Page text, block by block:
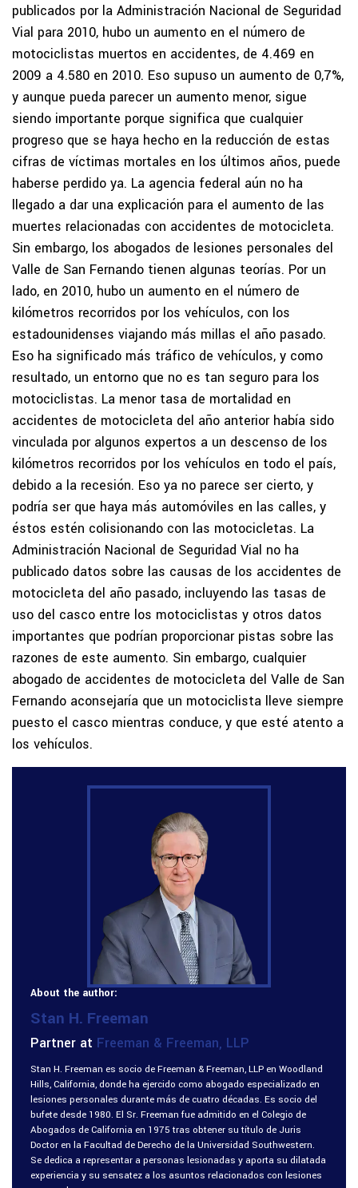
publicados por la Administración Nacional de Seguridad
Vial para 2010, hubo un aumento en el número de
motociclistas muertos en accidentes, de 4.469 en
2009 a 4.580 en 2010. Eso supuso un aumento de 0,7%,
y aunque pueda parecer un aumento menor, sigue
siendo importante porque significa que cualquier
progreso que se haya hecho en la reducción de estas
cifras de víctimas mortales en los últimos años, puede
haberse perdido ya. La agencia federal aún no ha
llegado a dar una explicación para el aumento de las
muertes relacionadas con accidentes de motocicleta.
Sin embargo, los abogados de lesiones personales del
Valle de San Fernando tienen algunas teorías. Por un
lado, en 2010, hubo un aumento en el número de
kilómetros recorridos por los vehículos, con los
estadounidenses viajando más millas el año pasado.
Eso ha significado más tráfico de vehículos, y como
resultado, un entorno que no es tan seguro para los
motociclistas. La menor tasa de mortalidad en
accidentes de motocicleta del año anterior había sido
vinculada por algunos expertos a un descenso de los
kilómetros recorridos por los vehículos en todo el país,
debido a la recesión. Eso ya no parece ser cierto, y
podría ser que haya más automóviles en las calles, y
éstos estén colisionando con las motocicletas. La
Administración Nacional de Seguridad Vial no ha
publicado datos sobre las causas de los accidentes de
motocicleta del año pasado, incluyendo las tasas de
uso del casco entre los motociclistas y otros datos
importantes que podrían proporcionar pistas sobre las
razones de este aumento. Sin embargo, cualquier
abogado de accidentes de motocicleta del Valle de San
Fernando aconsejaría que un motociclista lleve siempre
puesto el casco mientras conduce, y que esté atento a
los vehículos.
About the author:
Stan H. Freeman
Partner at Freeman & Freeman, LLP
Stan H. Freeman es socio de Freeman & Freeman, LLP en Woodland
Hills, California, donde ha ejercido como abogado especializado en
lesiones personales durante más de cuatro décadas. Es socio del
bufete desde 1980. El Sr. Freeman fue admitido en el Colegio de
Abogados de California en 1975 tras obtener su título de Juris
Doctor en la Facultad de Derecho de la Universidad Southwestern.
Se dedica a representar a personas lesionadas y aporta su dilatada
experiencia y su sensatez a los asuntos relacionados con lesiones